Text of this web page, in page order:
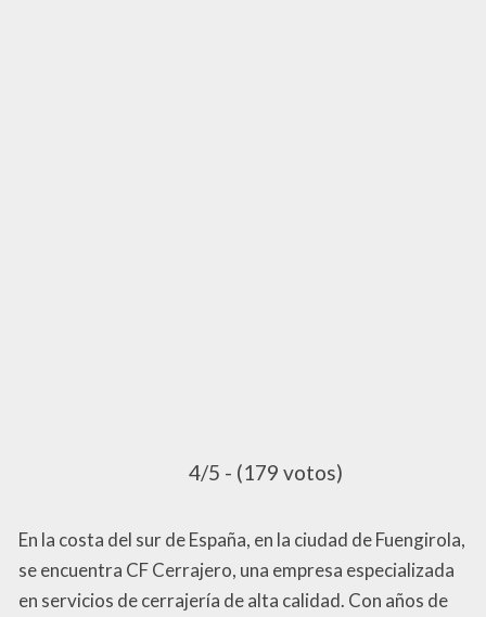
4/5 - (179 votos)
En la costa del sur de España, en la ciudad de Fuengirola,
se encuentra CF Cerrajero, una empresa especializada
en servicios de cerrajería de alta calidad. Con años de